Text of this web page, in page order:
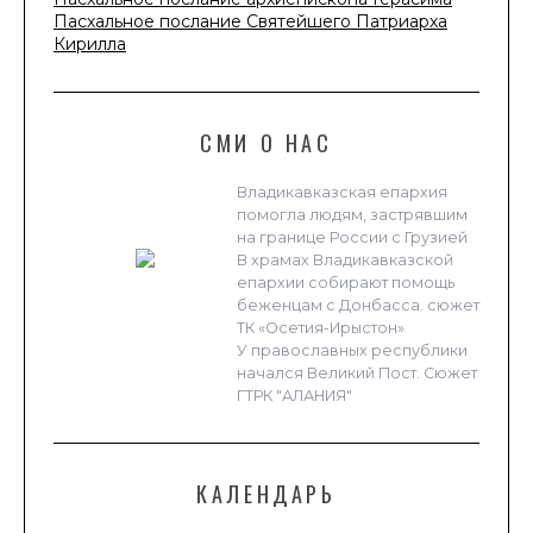
Пасхальное послание Святейшего Патриарха
Кирилла
СМИ О НАС
Владикавказская епархия
помогла людям, застрявшим
на границе России с Грузией
В храмах Владикавказской
епархии собирают помощь
беженцам с Донбасса. сюжет
ТК «Осетия-Ирыстон»
У православных республики
начался Великий Пост. Сюжет
ГТРК "АЛАНИЯ"
КАЛЕНДАРЬ